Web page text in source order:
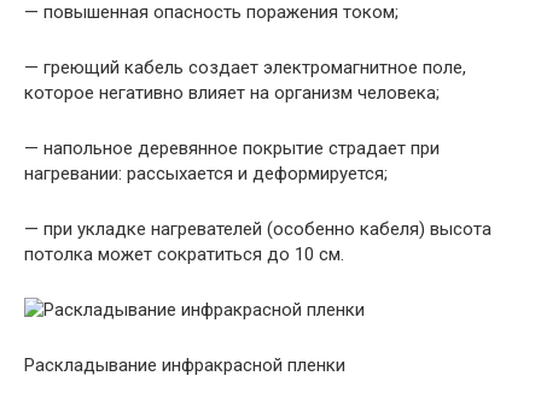
— повышенная опасность поражения током;
— греющий кабель создает электромагнитное поле,
которое негативно влияет на организм человека;
— напольное деревянное покрытие страдает при
нагревании: рассыхается и деформируется;
— при укладке нагревателей (особенно кабеля) высота
потолка может сократиться до 10 см.
Раскладывание инфракрасной пленки